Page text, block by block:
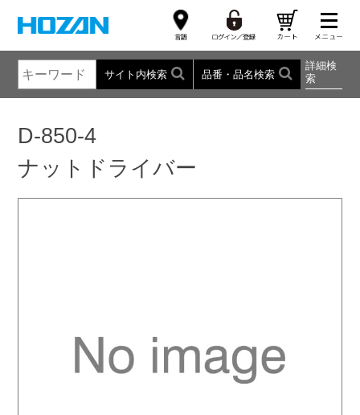
サイト内検索 品番・品名検索
詳細検
索
D-850-4
ナットドライバー